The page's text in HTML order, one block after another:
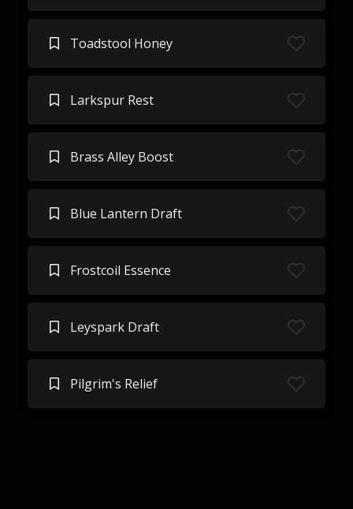
Toadstool Honey
Larkspur Rest
Brass Alley Boost
Blue Lantern Draft
Frostcoil Essence
Leyspark Draft
Pilgrim's Relief